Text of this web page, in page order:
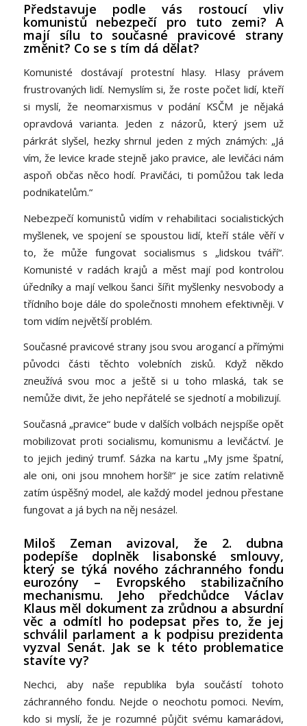
Představuje podle vás rostoucí vliv
komunistů nebezpečí pro tuto zemi? A
mají sílu to současné pravicové strany
změnit? Co se s tím dá dělat?
Komunisté dostávají protestní hlasy. Hlasy právem
frustrovaných lidí. Nemyslím si, že roste počet lidí, kteří
si myslí, že neomarxismus v podání KSČM je nějaká
opravdová varianta. Jeden z názorů, který jsem už
párkrát slyšel, hezky shrnul jeden z mých známých: „Já
vím, že levice krade stejně jako pravice, ale levičáci nám
aspoň občas něco hodí. Pravičáci, ti pomůžou tak leda
podnikatelům.“
Nebezpečí komunistů vidím v rehabilitaci socialistických
myšlenek, ve spojení se spoustou lidí, kteří stále věří v
to, že může fungovat socialismus s „lidskou tváří“.
Komunisté v radách krajů a měst mají pod kontrolou
úředníky a mají velkou šanci šířit myšlenky nesvobody a
třídního boje dále do společnosti mnohem efektivněji. V
tom vidím největší problém.
Současné pravicové strany jsou svou arogancí a přímými
původci části těchto volebních zisků. Když někdo
zneužívá svou moc a ještě si u toho mlaská, tak se
nemůže divit, že jeho nepřátelé se sjednotí a mobilizují.
Současná „pravice“ bude v dalších volbách nejspíše opět
mobilizovat proti socialismu, komunismu a levičáctví. Je
to jejich jediný trumf. Sázka na kartu „My jsme špatní,
ale oni, oni jsou mnohem horší!“ je sice zatím relativně
zatím úspěšný model, ale každý model jednou přestane
fungovat a já bych na něj nesázel.
Miloš Zeman avizoval, že 2. dubna
podepíše doplněk lisabonské smlouvy,
který se týká nového záchranného fondu
eurozóny – Evropského stabilizačního
mechanismu. Jeho předchůdce Václav
Klaus měl dokument za zrůdnou a absurdní
věc a odmítl ho podepsat přes to, že jej
schválil parlament a k podpisu prezidenta
vyzval Senát. Jak se k této problematice
stavíte vy?
Nechci, aby naše republika byla součástí tohoto
záchranného fondu. Nejde o neochotu pomoci. Nevím,
kdo si myslí, že je rozumné půjčit svému kamarádovi,